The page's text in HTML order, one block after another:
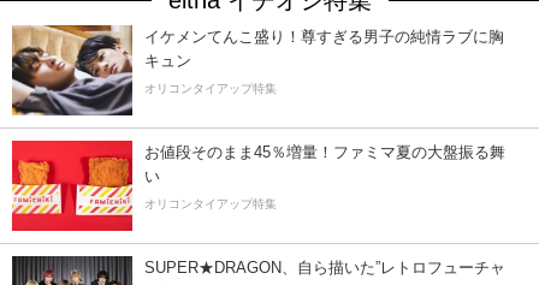
イケメンてんこ盛り！尊すぎる男子の純情ラブに胸
キュン
オリコンタイアップ特集
お値段そのまま45％増量！ファミマ夏の大盤振る舞
い
オリコンタイアップ特集
SUPER★DRAGON、自ら描いた”レトロフューチャ